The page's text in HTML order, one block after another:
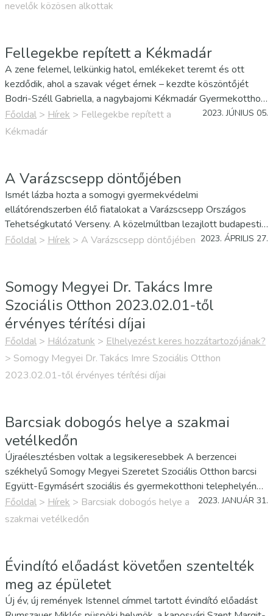
nevelők közösen alkottak
Fellegekbe repített a Kékmadár
A zene felemel, lelkünkig hatol, emlékeket teremt és ott
kezdődik, ahol a szavak véget érnek – kezdte köszöntőjét
Bodri-Széll Gabriella, a nagybajomi Kékmadár Gyermekotthon
vezetője azon a Zene nélkül mit érek én című zenés-táncos
fesztiválon, amelyet 16. éve rendez meg a vármegye
Főoldal > Hírek > Fellegekbe repített a
Kékmadár
2023. JÚNIUS 05.
A Varázscsepp döntőjében
Ismét lázba hozta a somogyi gyermekvédelmi
ellátórendszerben élő fiatalokat a Varázscsepp Országos
Tehetségkutató Verseny. A közelmúltban lezajlott budapesti
elő- és középdöntőből a vármegyei Gyermekvédelmi Központ
Főoldal > Hírek > A Varázscsepp döntőjében 2023. ÁPRILIS 27.
Somogy Megyei Dr. Takács Imre
Szociális Otthon 2023.02.01-től
érvényes térítési díjai
Főoldal > Hálózatunk > Elhelyezést keres hozzátartozójának?
> Somogy Megyei Dr. Takács Imre Szociális Otthon
2023.02.01-től érvényes térítési díjai
Barcsiak dobogós helye a szakmai
vetélkedőn
Újraélesztésben voltak a legsikeresebbek A berzencei
székhelyű Somogy Megyei Szeretet Szociális Otthon barcsi
Együtt-Egymásért szociális és gyermekotthoni telephelyének
szakápolói is részt vettek a múlt hét szombatján rendezett
megyei versenyen, ahol „Ricsi és angyalai” dobogós helyezést
Főoldal > Hírek > Barcsiak dobogós helye a
szakmai vetélkedőn
2023. JANUÁR 31.
Évindító előadást követően szentelték
meg az épületet
Új év, új remények Istennel címmel tartott évindító előadást